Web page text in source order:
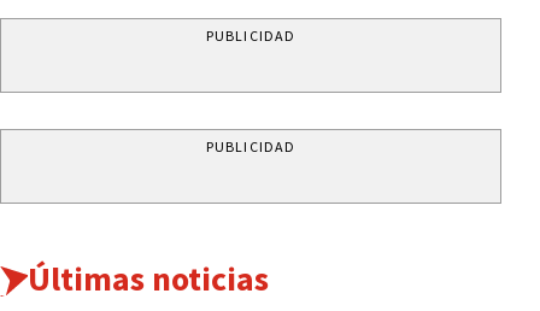
PUBLICIDAD
PUBLICIDAD
Últimas noticias